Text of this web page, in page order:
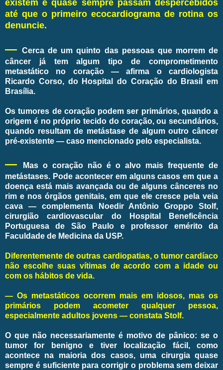
existem e quase sempre passam despercebidos
até que o primeiro ecocardiograma de rotina os
denuncie.
—Cerca de um quinto das pessoas que morrem de
câncer já tem algum tipo de comprometimento
metastático no coração — afirma o cardiologista
Ricardo Corso, do Hospital do Coração do Brasil em
Brasília.
Os tumores de coração podem ser primários, quando a
origem é no próprio tecido do coração, ou secundários,
quando resultam de metástase de algum outro câncer
pré-existente — caso mencionado pelo especialista.
—
Mas o coração não é o alvo mais frequente de
metástases. Pode acontecer em alguns casos em que a
doença está mais avançada ou de alguns cânceres no
rim e nos órgãos genitais, em que ele cresce pela veia
cava — complementa Noedir Antônio Groppo Stolf,
cirurgião cardiovascular do Hospital Beneficência
Portuguesa de São Paulo e professor emérito da
Faculdade de Medicina da USP.
Diferentemente de outras cardiopatias, o tumor cardíaco
não escolhe suas vítimas de acordo com a idade ou
com os hábitos de vida.
— Os metastáticos ocorrem mais em idosos, mas os
primários podem acometer qualquer pessoa,
especialmente adultos jovens — constata Stolf.
O que não necessariamente é motivo de pânico: se o
tumor for benigno e tiver localização fácil, como
acontece na maioria dos casos, uma cirurgia quase
sempre é suficiente para corrigir o problema sem deixar